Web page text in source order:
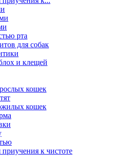
рта
для собак
и клещей
кошек
кошек
приучения к чистоте